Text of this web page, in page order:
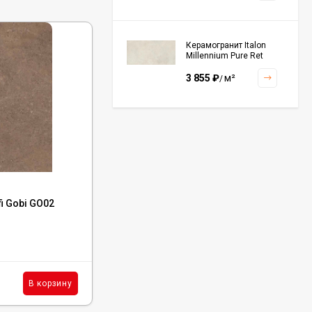
Gobi GO02
В корзину
Керамогранит Italon
Millennium Pure Ret
3 855 ₽/м²